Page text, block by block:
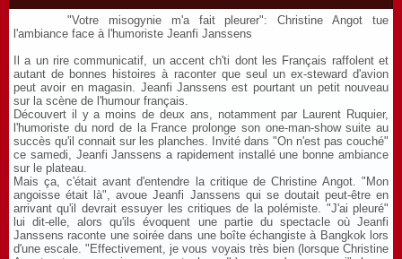
"Votre misogynie m'a fait pleurer": Christine Angot tue
l'ambiance face à l'humoriste Jeanfi Janssens
Il a un rire communicatif, un accent ch'ti dont les Français raffolent et
autant de bonnes histoires à raconter que seul un ex-steward d'avion
peut avoir en magasin. Jeanfi Janssens est pourtant un petit nouveau
sur la scène de l'humour français.
Découvert il y a moins de deux ans, notamment par Laurent Ruquier,
l'humoriste du nord de la France prolonge son one-man-show suite au
succès qu'il connait sur les planches. Invité dans "On n'est pas couché"
ce samedi, Jeanfi Janssens a rapidement installé une bonne ambiance
sur le plateau.
Mais ça, c'était avant d'entendre la critique de Christine Angot. "Mon
angoisse était là", avoue Jeanfi Janssens qui se doutait peut-être en
arrivant qu'il devrait essuyer les critiques de la polémiste. "J'ai pleuré"
lui dit-elle, alors qu'ils évoquent une partie du spectacle où Jeanfi
Janssens raconte une soirée dans une boîte échangiste à Bangkok lors
d'une escale. "Effectivement, je vous voyais très bien (lorsque Christine